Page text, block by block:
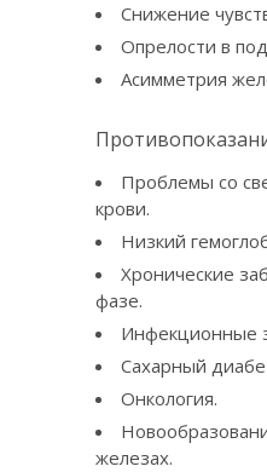
Снижение
Опрелости в
Асимметрия
Проблемы со
крови.
Низкий
Хронические
фазе.
Инфекционные
Сахарный
Онкология.
железах.